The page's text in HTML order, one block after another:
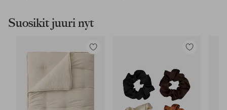
Suosikit juuri nyt
Lisää
Lisää